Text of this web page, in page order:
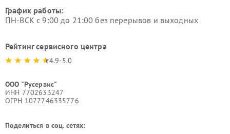
График работы:
ПН-ВСК с 9:00 до 21:00 без перерывов и выходных
Рейтинг сервисного центра
4.9-5.0
ООО "Русервис"
ИНН 7702633247
ОГРН 1077746335776
Поделиться в соц. сетях: